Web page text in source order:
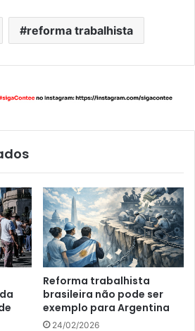
reforma trabalhista
Reforma trabalhista
brasileira não pode ser
exemplo para Argentina
24/02/2026